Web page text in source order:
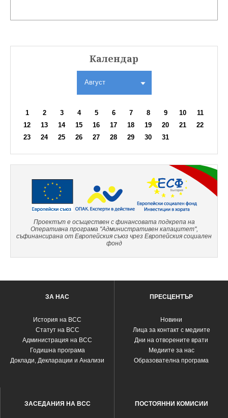
Календар
Август
1 2 3 4 5 6 7 8 9 10
11
12
13 14 15 16 17 18 19 20 21
22
23
24 25 26 27 28 29 30 31
Проектът е осъществен с финансовата подкрепа на
Оперативна програма "Административен капацитет",
съфинансирана от Европейския съюз чрез Европейския социален
фонд
ЗА НАС
История на ВСС
Статут на ВСС
Администрация на ВСС
Годишна програма
Доклади, Декларации и Анализи
ПРЕСЦЕНТЪР
Новини
Лица за контакт с медиите
Дни на отворените врати
Медиите за нас
Образователна програма
ЗАСЕДАНИЯ НА ВСС ПОСТОЯННИ КОМИСИИ